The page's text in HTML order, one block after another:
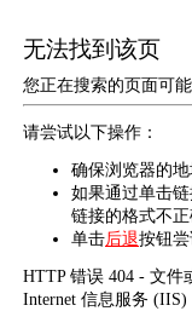
无法找到该页
您正在搜索的页面可
请尝试以下操作：
确保浏览器的
如果通过单击
链接的格式不正
单击后退按钮尝
HTTP 错误 404 - 文件
Internet 信息服务 (IIS)